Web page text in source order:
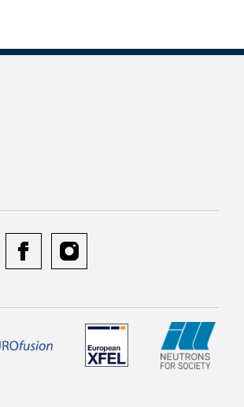
facebookinstagram